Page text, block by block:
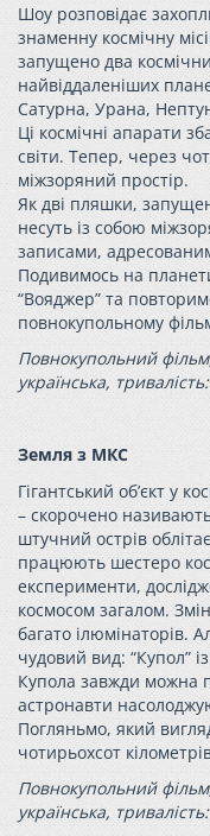
Шоу розповідає
знаменну космічну
запущено два
найвіддаленіших
Сатурна, Урана,
Ці космічні апарати
світи. Тепер, через
міжзоряний простір.
Як дві пляшки,
несуть із собою
записами,
Подивимось на
“Вояджер” та
повнокупольному
Повнокупольний
українська,
Земля з МКС
Гігантський об’єкт у
– скорочено
штучний острів
працюють шестеро
експерименти,
космосом загалом.
багато ілюмінаторів.
чудовий вид: “Купол”
Купола завжди можна
астронавти
Погляньмо, який
чотирьохсот
Повнокупольний
українська,